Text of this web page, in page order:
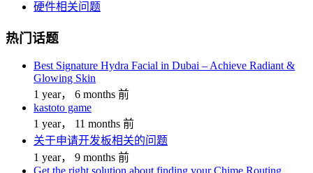
硬件相关问题
热门话题
Best Signature Hydra Facial in Dubai – Achieve Radiant &
Glowing Skin
1 year， 6 months 前
kastoto game
1 year， 11 months 前
关于申请开发板相关的问题
1 year， 9 months 前
Get the right solution about finding your Chime Routing